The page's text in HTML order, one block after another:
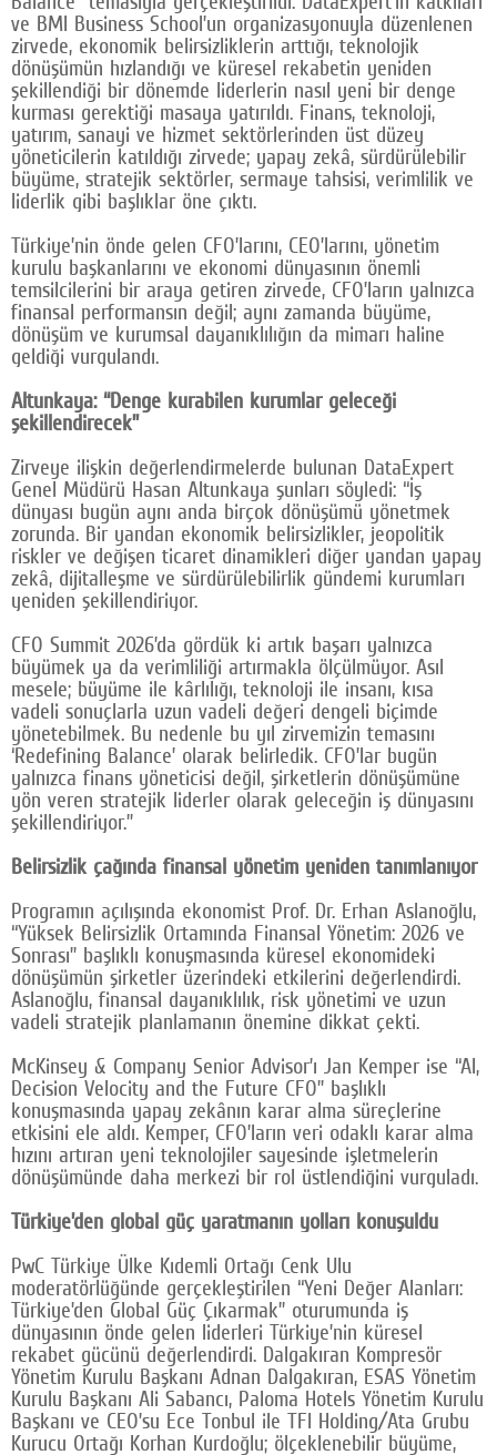
© 2026 TÜM HAKLARI SAKLIDIR
ve BMI Business School’un organizasyonuyla düzenlenen
zirvede, ekonomik belirsizliklerin arttığı, teknolojik
dönüşümün hızlandığı ve küresel rekabetin yeniden
şekillendiği bir dönemde liderlerin nasıl yeni bir denge
kurması gerektiği masaya yatırıldı. Finans, teknoloji,
yatırım, sanayi ve hizmet sektörlerinden üst düzey
yöneticilerin katıldığı zirvede; yapay zekâ, sürdürülebilir
büyüme, stratejik sektörler, sermaye tahsisi, verimlilik ve
liderlik gibi başlıklar öne çıktı.
Türkiye’nin önde gelen CFO’larını, CEO’larını, yönetim
kurulu başkanlarını ve ekonomi dünyasının önemli
temsilcilerini bir araya getiren zirvede, CFO’ların yalnızca
finansal performansın değil; aynı zamanda büyüme,
dönüşüm ve kurumsal dayanıklılığın da mimarı haline
geldiği vurgulandı.
Altunkaya: “Denge kurabilen kurumlar geleceği
şekillendirecek”
Zirveye ilişkin değerlendirmelerde bulunan DataExpert
Genel Müdürü Hasan Altunkaya şunları söyledi: “İş
dünyası bugün aynı anda birçok dönüşümü yönetmek
zorunda. Bir yandan ekonomik belirsizlikler, jeopolitik
riskler ve değişen ticaret dinamikleri diğer yandan yapay
zekâ, dijitalleşme ve sürdürülebilirlik gündemi kurumları
yeniden şekillendiriyor.
CFO Summit 2026’da gördük ki artık başarı yalnızca
büyümek ya da verimliliği artırmakla ölçülmüyor. Asıl
mesele; büyüme ile kârlılığı, teknoloji ile insanı, kısa
vadeli sonuçlarla uzun vadeli değeri dengeli biçimde
yönetebilmek. Bu nedenle bu yıl zirvemizin temasını
‘Redefining Balance’ olarak belirledik. CFO’lar bugün
yalnızca finans yöneticisi değil, şirketlerin dönüşümüne
yön veren stratejik liderler olarak geleceğin iş dünyasını
şekillendiriyor.”
Belirsizlik çağında finansal yönetim yeniden tanımlanıyor
Programın açılışında ekonomist Prof. Dr. Erhan Aslanoğlu,
“Yüksek Belirsizlik Ortamında Finansal Yönetim: 2026 ve
Sonrası” başlıklı konuşmasında küresel ekonomideki
dönüşümün şirketler üzerindeki etkilerini değerlendirdi.
Aslanoğlu, finansal dayanıklılık, risk yönetimi ve uzun
vadeli stratejik planlamanın önemine dikkat çekti.
McKinsey & Company Senior Advisor’ı Jan Kemper ise “AI,
Decision Velocity and the Future CFO” başlıklı
konuşmasında yapay zekânın karar alma süreçlerine
etkisini ele aldı. Kemper, CFO’ların veri odaklı karar alma
hızını artıran yeni teknolojiler sayesinde işletmelerin
dönüşümünde daha merkezi bir rol üstlendiğini vurguladı.
Türkiye’den global güç yaratmanın yolları konuşuldu
PwC Türkiye Ülke Kıdemli Ortağı Cenk Ulu
moderatörlüğünde gerçekleştirilen “Yeni Değer Alanları:
Türkiye’den Global Güç Çıkarmak” oturumunda iş
dünyasının önde gelen liderleri Türkiye’nin küresel
rekabet gücünü değerlendirdi. Dalgakıran Kompresör
Yönetim Kurulu Başkanı Adnan Dalgakıran, ESAS Yönetim
Kurulu Başkanı Ali Sabancı, Paloma Hotels Yönetim Kurulu
Başkanı ve CEO’su Ece Tonbul ile TFI Holding/Ata Grubu
Kurucu Ortağı Korhan Kurdoğlu; ölçeklenebilir büyüme,